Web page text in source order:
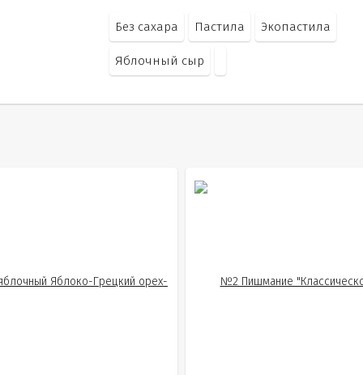
Без сахара Пастила Экопастила
Яблочный сыр